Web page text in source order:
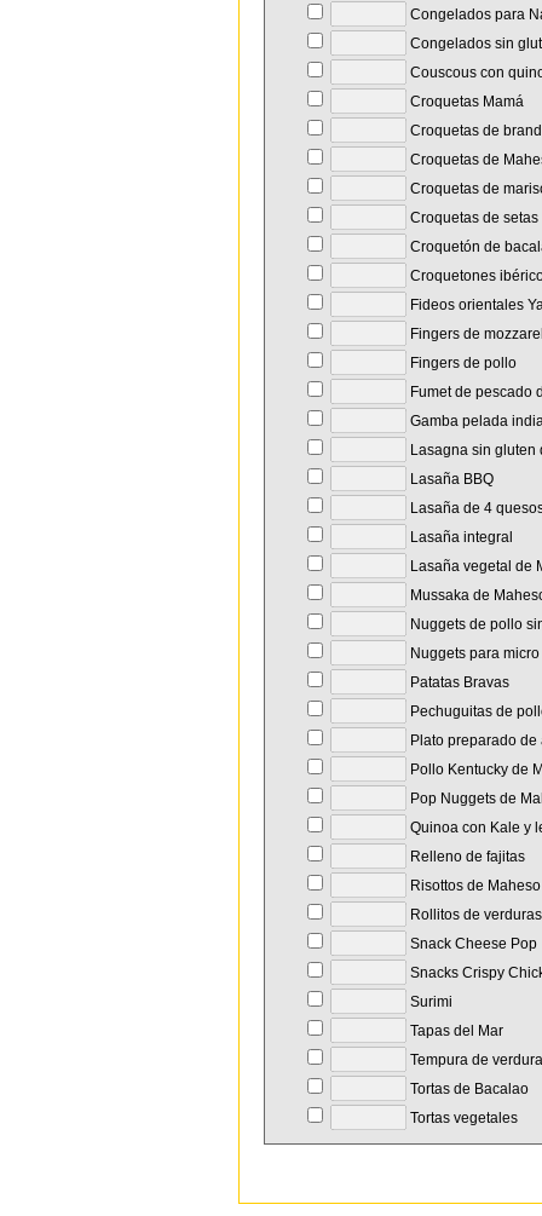
Congelados para
Congelados sin
Couscous con
Croquetas Mamá
Croquetas de
Croquetas de
Croquetas de
Croquetas de
Croquetón de
Croquetones
Fideos orientales
Fingers de
Fingers de pollo
Fumet de pescado
Gamba pelada
Lasagna sin gluten
Lasaña BBQ
Lasaña de 4
Lasaña integral
Lasaña vegetal de
Mussaka de
Nuggets de pollo
Nuggets para
Patatas Bravas
Pechuguitas de
Plato preparado
Pollo Kentucky de
Pop Nuggets de
Quinoa con Kale y
Relleno de fajitas
Risottos de Maheso
Rollitos de verduras
Snack Cheese Pop
Snacks Crispy
Surimi
Tapas del Mar
Tempura de
Tortas de Bacalao
Tortas vegetales